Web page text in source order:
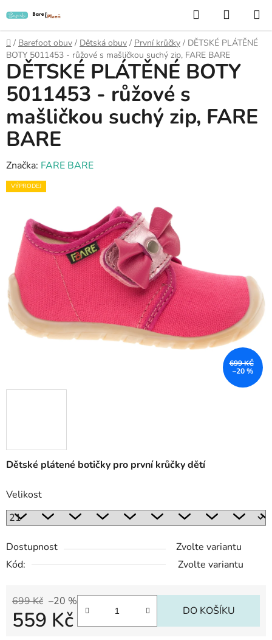
na
obsah
Hledat
KOŠÍK
Domů
/ Barefoot obuv / Dětská obuv / První krůčky / DĚTSKÉ PLÁTĚNÉ
BOTY 5011453 - růžové s mašličkou suchý zip, FARE BARE
Dětské plátené botičky pro první krůčky dětí
Velikost
Dostupnost
Zvolte variantu
Kód:
Zvolte variantu
699 Kč –20 %
559 Kč DO KOŠÍKU
DĚTSKÉ PLÁTĚNÉ BOTY
5011453 - růžové s
mašličkou suchý zip, FARE
BARE
Značka: FARE BARE
VÝPRODEJ
699 KČ
–20 %